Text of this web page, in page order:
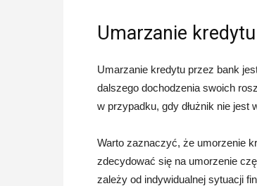
Umarzanie
Umarzanie kredytu przez bank
dalszego dochodzenia swoich
w przypadku, gdy dłużnik nie jest
Warto zaznaczyć, że umorzenie
zdecydować się na umorzenie
zależy od indywidualnej sytuacji